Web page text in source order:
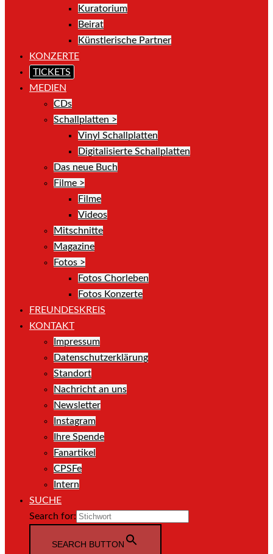
Kuratorium
Beirat
Künstlerische Partner
KONZERTE
TICKETS
MEDIEN
CDs
Schallplatten >
Vinyl Schallplatten
Digitalisierte Schallplatten
Das neue Buch
Filme >
Filme
Videos
Mitschnitte
Magazine
Fotos >
Fotos Chorleben
Fotos Konzerte
FREUNDESKREIS
KONTAKT
Impressum
Datenschutzerklärung
Standort
Nachricht an uns
Newsletter
Instagram
Ihre Spende
Fanartikel
CPSFe
Intern
SUCHE
Search for:
SEARCH BUTTON